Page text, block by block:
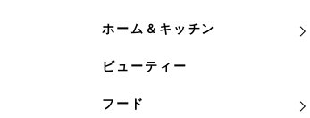
ホーム＆キッチン
ビューティー
フード